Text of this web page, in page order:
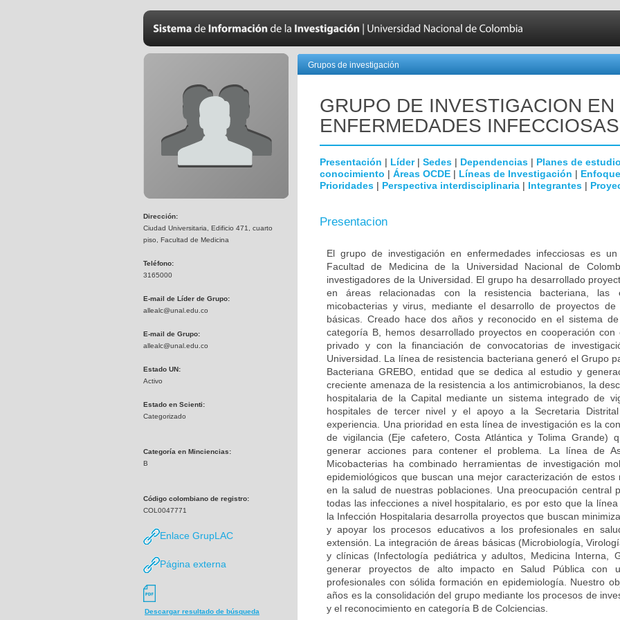
Dirección:
Ciudad Universitaria, Edificio 471, cuarto
piso, Facultad de Medicina
Teléfono:
3165000
E-mail de Líder de Grupo:
allealc@unal.edu.co
E-mail de Grupo:
allealc@unal.edu.co
Estado UN:
Activo
Estado en Scienti:
Categorizado
Categoría en Minciencias:
B
Código colombiano de registro:
COL0047771
Enlace GrupLAC
Página externa
Descargar resultado de búsqueda
Grupos de investigación
GRUPO DE INVESTIGACION EN
ENFERMEDADES INFECCIOSAS
Presentación | Líder| Sedes | Dependencias | Planes de
conocimiento | Áreas OCDE | Líneas de Investigación |
Prioridades | Perspectiva interdisciplinaria | Integrantes |
Presentacion
El grupo de investigación en enfermedades infecciosas es
Facultad de Medicina de la Universidad Nacional de
investigadores de la Universidad. El grupo ha desarrollado
en áreas relacionadas con la resistencia bacteriana, las
micobacterias y virus, mediante el desarrollo de proyectos
básicas. Creado hace dos años y reconocido en el sistema
categoría B, hemos desarrollado proyectos en cooperación
privado y con la financiación de convocatorias de
Universidad. La línea de resistencia bacteriana generó el Grupo
Bacteriana GREBO, entidad que se dedica al estudio y
creciente amenaza de la resistencia a los antimicrobianos, la
hospitalaria de la Capital mediante un sistema integrado de
hospitales de tercer nivel y el apoyo a la Secretaria
experiencia. Una prioridad en esta línea de investigación es la
de vigilancia (Eje cafetero, Costa Atlántica y Tolima Grande)
generar acciones para contener el problema. La línea de
Micobacterias ha combinado herramientas de investigación
epidemiológicos que buscan una mejor caracterización de
en la salud de nuestras poblaciones. Una preocupación central
todas las infecciones a nivel hospitalario, es por esto que la
la Infección Hospitalaria desarrolla proyectos que buscan
y apoyar los procesos educativos a los profesionales en
extensión. La integración de áreas básicas (Microbiología,
y clínicas (Infectología pediátrica y adultos, Medicina Interna,
generar proyectos de alto impacto en Salud Pública con
profesionales con sólida formación en epidemiología. Nuestro
años es la consolidación del grupo mediante los procesos de
y el reconocimiento en categoría B de Colciencias.